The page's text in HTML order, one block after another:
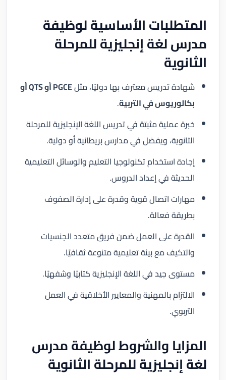
المتطلبات الأساسية لوظيفة
مدرس لغة إنجليزية للمرحلة
الثانوية
شهادة تدريس معترف بها دوليًا، مثل
PGCE أو QTS أو
بكالوريوس في التربية.
خبرة عملية مثبتة في تدريس اللغة الإنجليزية للمرحلة
الثانوية، ويفضل في مدارس بريطانية أو دولية.
إجادة استخدام تكنولوجيا التعليم والوسائل التعليمية
الحديثة في إعداد الدروس.
مهارات اتصال قوية وقدرة على إدارة الصفوف
بطريقة فعالة.
القدرة على العمل ضمن فريق متعدد الجنسيات
والتكيف مع بيئة تعليمية متنوعة ثقافيًا.
مستوى جيد في اللغة الإنجليزية كتابيًا وشفهيًا.
الالتزام بالمهنية والمعايير الأخلاقية في العمل
التربوي.
المزايا والشروط لوظيفة مدرس
لغة إنجليزية للمرحلة الثانوية